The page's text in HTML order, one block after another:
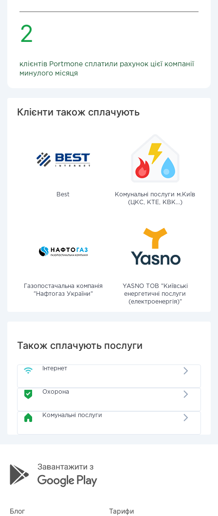
2
клієнтів Portmone сплатили рахунок цієї компанії
минулого місяця
Клієнти також сплачують
Best
Комунальні послуги м.Київ
(ЦКС, КТЕ, КВК...)
Газопостачальна компанія
"Нафтогаз України"
YASNO ТОВ "Київські
енергетичні послуги
(електроенергія)"
Також сплачують послуги
Інтернет
Охорона
Комунальні послуги
Блог Тарифи